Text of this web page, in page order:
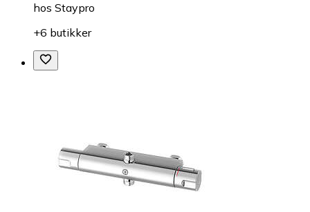
hos Staypro
+6 butikker